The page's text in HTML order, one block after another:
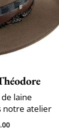
laine
notre atelier
.00